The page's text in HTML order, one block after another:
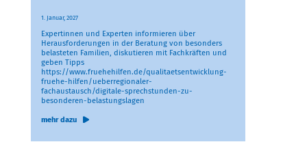
1. Januar, 2027
Expertinnen und Experten informieren über
Herausforderungen in der Beratung von besonders
belasteten Familien, diskutieren mit Fachkräften und
geben Tipps
https://www.fruehehilfen.de/qualitaetsentwicklung-
fruehe-hilfen/ueberregionaler-
fachaustausch/digitale-sprechstunden-zu-
besonderen-belastungslagen
mehr dazu